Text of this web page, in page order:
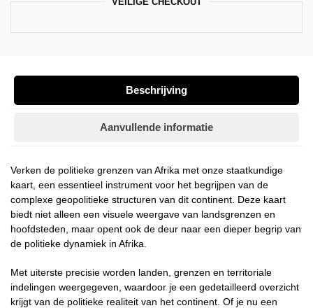
Beschrijving
Aanvullende informatie
Verken de politieke grenzen van Afrika met onze staatkundige
kaart, een essentieel instrument voor het begrijpen van de
complexe geopolitieke structuren van dit continent. Deze kaart
biedt niet alleen een visuele weergave van landsgrenzen en
hoofdsteden, maar opent ook de deur naar een dieper begrip van
de politieke dynamiek in Afrika.
Met uiterste precisie worden landen, grenzen en territoriale
indelingen weergegeven, waardoor je een gedetailleerd overzicht
krijgt van de politieke realiteit van het continent. Of je nu een